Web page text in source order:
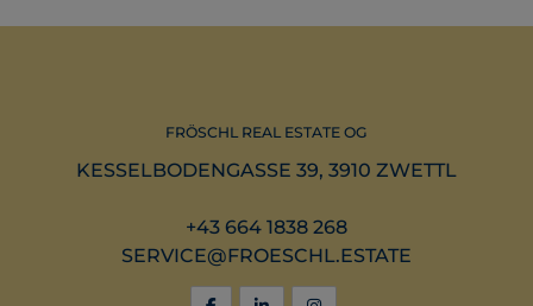
FRÖSCHL REAL ESTATE OG
KESSELBODENGASSE 39, 3910 ZWETTL
+43 664 1838 268
SERVICE@FROESCHL.ESTATE